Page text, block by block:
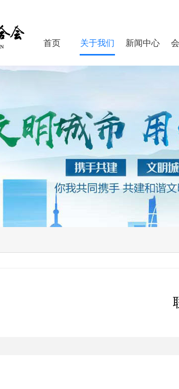
首页 关于我们 新闻中心